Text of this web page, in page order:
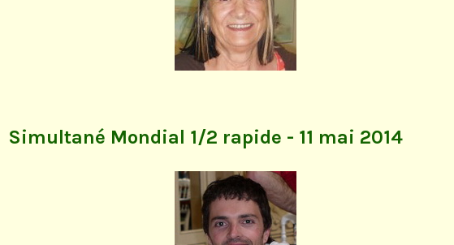
Simultané Mondial 1/2 rapide - 11 mai 2014